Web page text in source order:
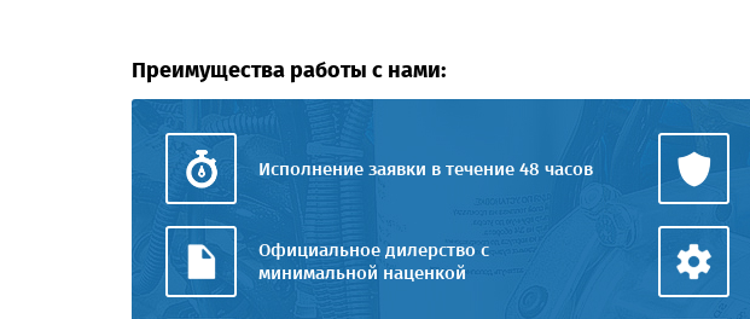
Преимущества работы с нами:
Исполнение заявки в течение 48 часов
Официальное дилерство с
минимальной наценкой